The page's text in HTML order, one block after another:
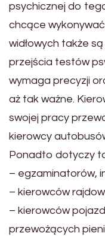
psychicznej do
chcące
widłowych także
przejścia testów
wymaga precyzji
aż tak ważne.
swojej pracy
kierowcy
Ponadto dotyczy
– egzaminatorów,
– kierowców
– kierowców
przewożących